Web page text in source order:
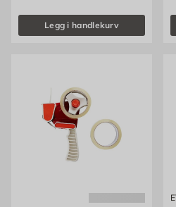
Legg i handlekurv